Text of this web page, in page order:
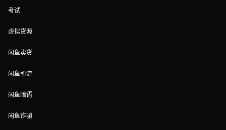
考试
虚拟货源
闲鱼卖货
闲鱼引流
闲鱼暗语
闲鱼诈骗